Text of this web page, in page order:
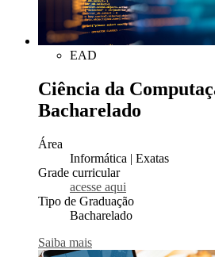
EAD
Ciência da
Bacharelado
Área
Informática | Exatas
Grade curricular
acesse aqui
Tipo de Graduação
Bacharelado
Saiba mais